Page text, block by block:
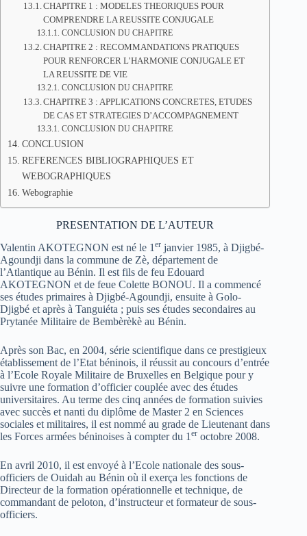
CHAPITRE 1 : MODELES THEORIQUES POUR
COMPRENDRE LA REUSSITE CONJUGALE
CONCLUSION DU CHAPITRE
CHAPITRE 2 : RECOMMANDATIONS PRATIQUES
POUR RENFORCER L’HARMONIE CONJUGALE ET
LA REUSSITE DE VIE
CONCLUSION DU CHAPITRE
CHAPITRE 3 : APPLICATIONS CONCRETES, ETUDES
DE CAS ET STRATEGIES D’ACCOMPAGNEMENT
CONCLUSION DU CHAPITRE
CONCLUSION
REFERENCES BIBLIOGRAPHIQUES ET
WEBOGRAPHIQUES
Webographie
PRESENTATION DE L’AUTEUR
Valentin AKOTEGNON est né le 1 er janvier 1985, à Djigbé-
Agoundji dans la commune de Zè, département de
l’Atlantique au Bénin. Il est fils de feu Edouard
AKOTEGNON et de feue Colette BONOU. Il a commencé
ses études primaires à Djigbé-Agoundji, ensuite à Golo-
Djigbé et après à Tanguiéta ; puis ses études secondaires au
Prytanée Militaire de Bembèrèkè au Bénin.
Après son Bac, en 2004, série scientifique dans ce prestigieux
établissement de l’Etat béninois, il réussit au concours d’entrée
à l’Ecole Royale Militaire de Bruxelles en Belgique pour y
suivre une formation d’officier couplée avec des études
universitaires. Au terme des cinq années de formation suivies
avec succès et nanti du diplôme de Master 2 en Sciences
sociales et militaires, il est nommé au grade de Lieutenant dans
les Forces armées béninoises à compter du 1 er octobre 2008.
En avril 2010, il est envoyé à l’Ecole nationale des sous-
officiers de Ouidah au Bénin où il exerça les fonctions de
Directeur de la formation opérationnelle et technique, de
commandant de peloton, d’instructeur et formateur de sous-
officiers.